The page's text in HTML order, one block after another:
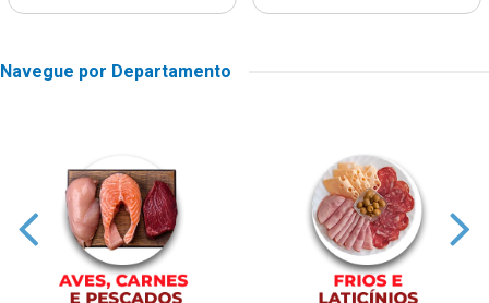
Navegue por Departamento